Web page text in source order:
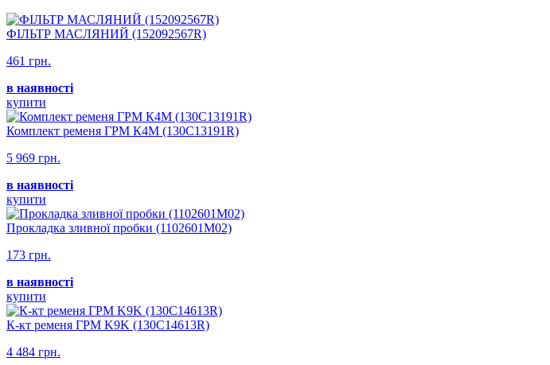
ФІЛЬТР МАСЛЯНИЙ (152092567R)
461 грн.
в наявності
купити
Комплект ременя ГРМ К4М (130C13191R)
5 969 грн.
в наявності
купити
Прокладка зливної пробки (1102601M02)
173 грн.
в наявності
купити
К-кт ременя ГРМ K9K (130C14613R)
4 484 грн.